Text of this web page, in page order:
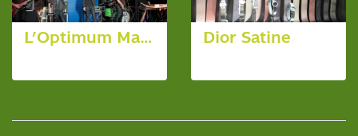
L’Optimum Man of the Moment Dior Satine